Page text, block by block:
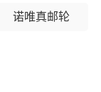
诺唯真邮轮